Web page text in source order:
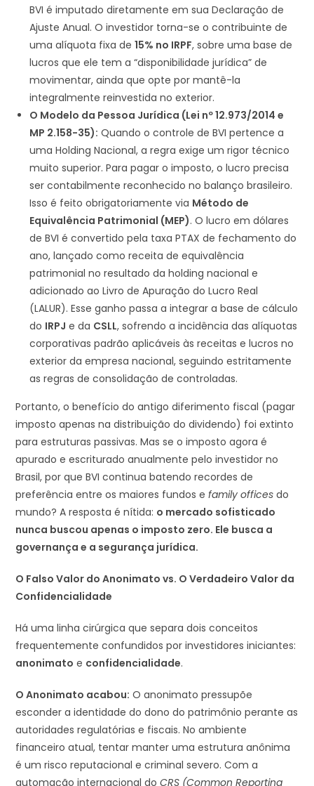
BVI é imputado diretamente em sua Declaração de
Ajuste Anual. O investidor torna-se o contribuinte de
uma alíquota fixa de15% no IRPF, sobre uma base de
lucros que ele tem a “disponibilidade jurídica” de
movimentar, ainda que opte por mantê-la
integralmente reinvestida no exterior.
O Modelo da Pessoa Jurídica (Lei nº 12.973/2014 e
MP 2.158-35): Quando o controle de BVI pertence a
uma Holding Nacional, a regra exige um rigor técnico
muito superior. Para pagar o imposto, o lucro precisa
ser contabilmente reconhecido no balanço brasileiro.
Isso é feito obrigatoriamente via Método de
Equivalência Patrimonial (MEP). O lucro em dólares
de BVI é convertido pela taxa PTAX de fechamento do
ano, lançado como receita de equivalência
patrimonial no resultado da holding nacional e
adicionado ao Livro de Apuração do Lucro Real
(LALUR). Esse ganho passa a integrar a base de cálculo
do IRPJ e da CSLL, sofrendo a incidência das alíquotas
corporativas padrão aplicáveis às receitas e lucros no
exterior da empresa nacional, seguindo estritamente
as regras de consolidação de controladas.
Portanto, o benefício do antigo diferimento fiscal (pagar
imposto apenas na distribuição do dividendo) foi extinto
para estruturas passivas. Mas se o imposto agora é
apurado e escriturado anualmente pelo investidor no
Brasil, por que BVI continua batendo recordes de
preferência entre os maiores fundos efamily offices do
mundo? A resposta é nítida: o mercado sofisticado
nunca buscou apenas o imposto zero. Ele busca a
governança e a segurança jurídica.
O Falso Valor do Anonimato vs. O Verdadeiro Valor da
Confidencialidade
Há uma linha cirúrgica que separa dois conceitos
frequentemente confundidos por investidores iniciantes:
anonimato e confidencialidade.
O Anonimato acabou: O anonimato pressupõe
esconder a identidade do dono do patrimônio perante as
autoridades regulatórias e fiscais. No ambiente
financeiro atual, tentar manter uma estrutura anônima
é um risco reputacional e criminal severo. Com a
automação internacional doCRS (Common Reporting